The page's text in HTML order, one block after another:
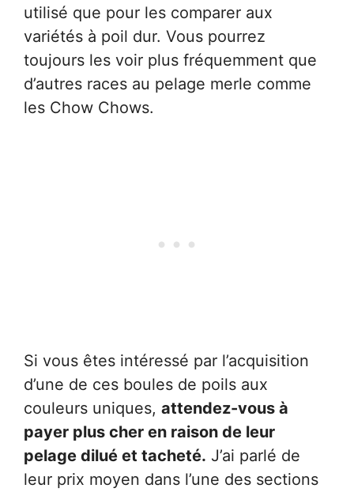
utilisé que pour les comparer aux
variétés à poil dur. Vous pourrez
toujours les voir plus fréquemment que
d’autres races au pelage merle comme
les Chow Chows.
Si vous êtes intéressé par l’acquisition
d’une de ces boules de poils aux
couleurs uniques, attendez-vous à
payer plus cher en raison de leur
pelage dilué et tacheté. J’ai parlé de
leur prix moyen dans l’une des sections